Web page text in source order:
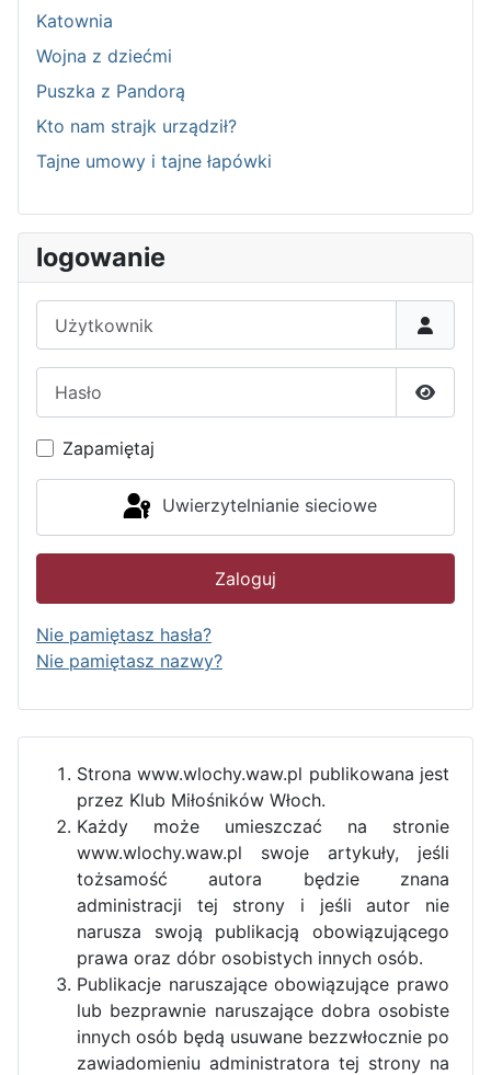
Katownia
Wojna z dziećmi
Puszka z Pandorą
Kto nam strajk urządził?
Tajne umowy i tajne łapówki
logowanie
Pokaż
Zapamiętaj
Uwierzytelnianie sieciowe
Zaloguj
Nie pamiętasz hasła?
Nie pamiętasz nazwy?
Strona www.wlochy.waw.pl publikowana jest
przez Klub Miłośników Włoch.
Każdy może umieszczać na stronie
www.wlochy.waw.pl swoje artykuły, jeśli
tożsamość autora będzie znana
administracji tej strony i jeśli autor nie
narusza swoją publikacją obowiązującego
prawa oraz dóbr osobistych innych osób.
Publikacje naruszające obowiązujące prawo
lub bezprawnie naruszające dobra osobiste
innych osób będą usuwane bezzwłocznie po
zawiadomieniu administratora tej strony na